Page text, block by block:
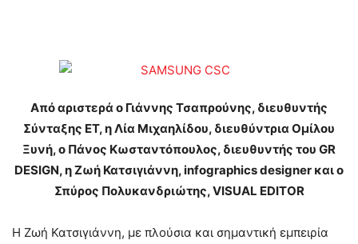
Από αριστερά ο Γιάννης Τσαπρούνης, διευθυντής
Σύνταξης ΕΤ, η Λία Μιχαηλίδου, διευθύντρια Ομίλου
Ξυνή, ο Πάνος Κωσταντόπουλος, διευθυντής του GR
DESIGN, η Ζωή Κατσιγιάννη, infographics designer και ο
Σπύρος Πολυκανδριώτης, VISUAL EDITOR
Η Ζωή Κατσιγιάννη, με πλούσια και σημαντική εμπειρία